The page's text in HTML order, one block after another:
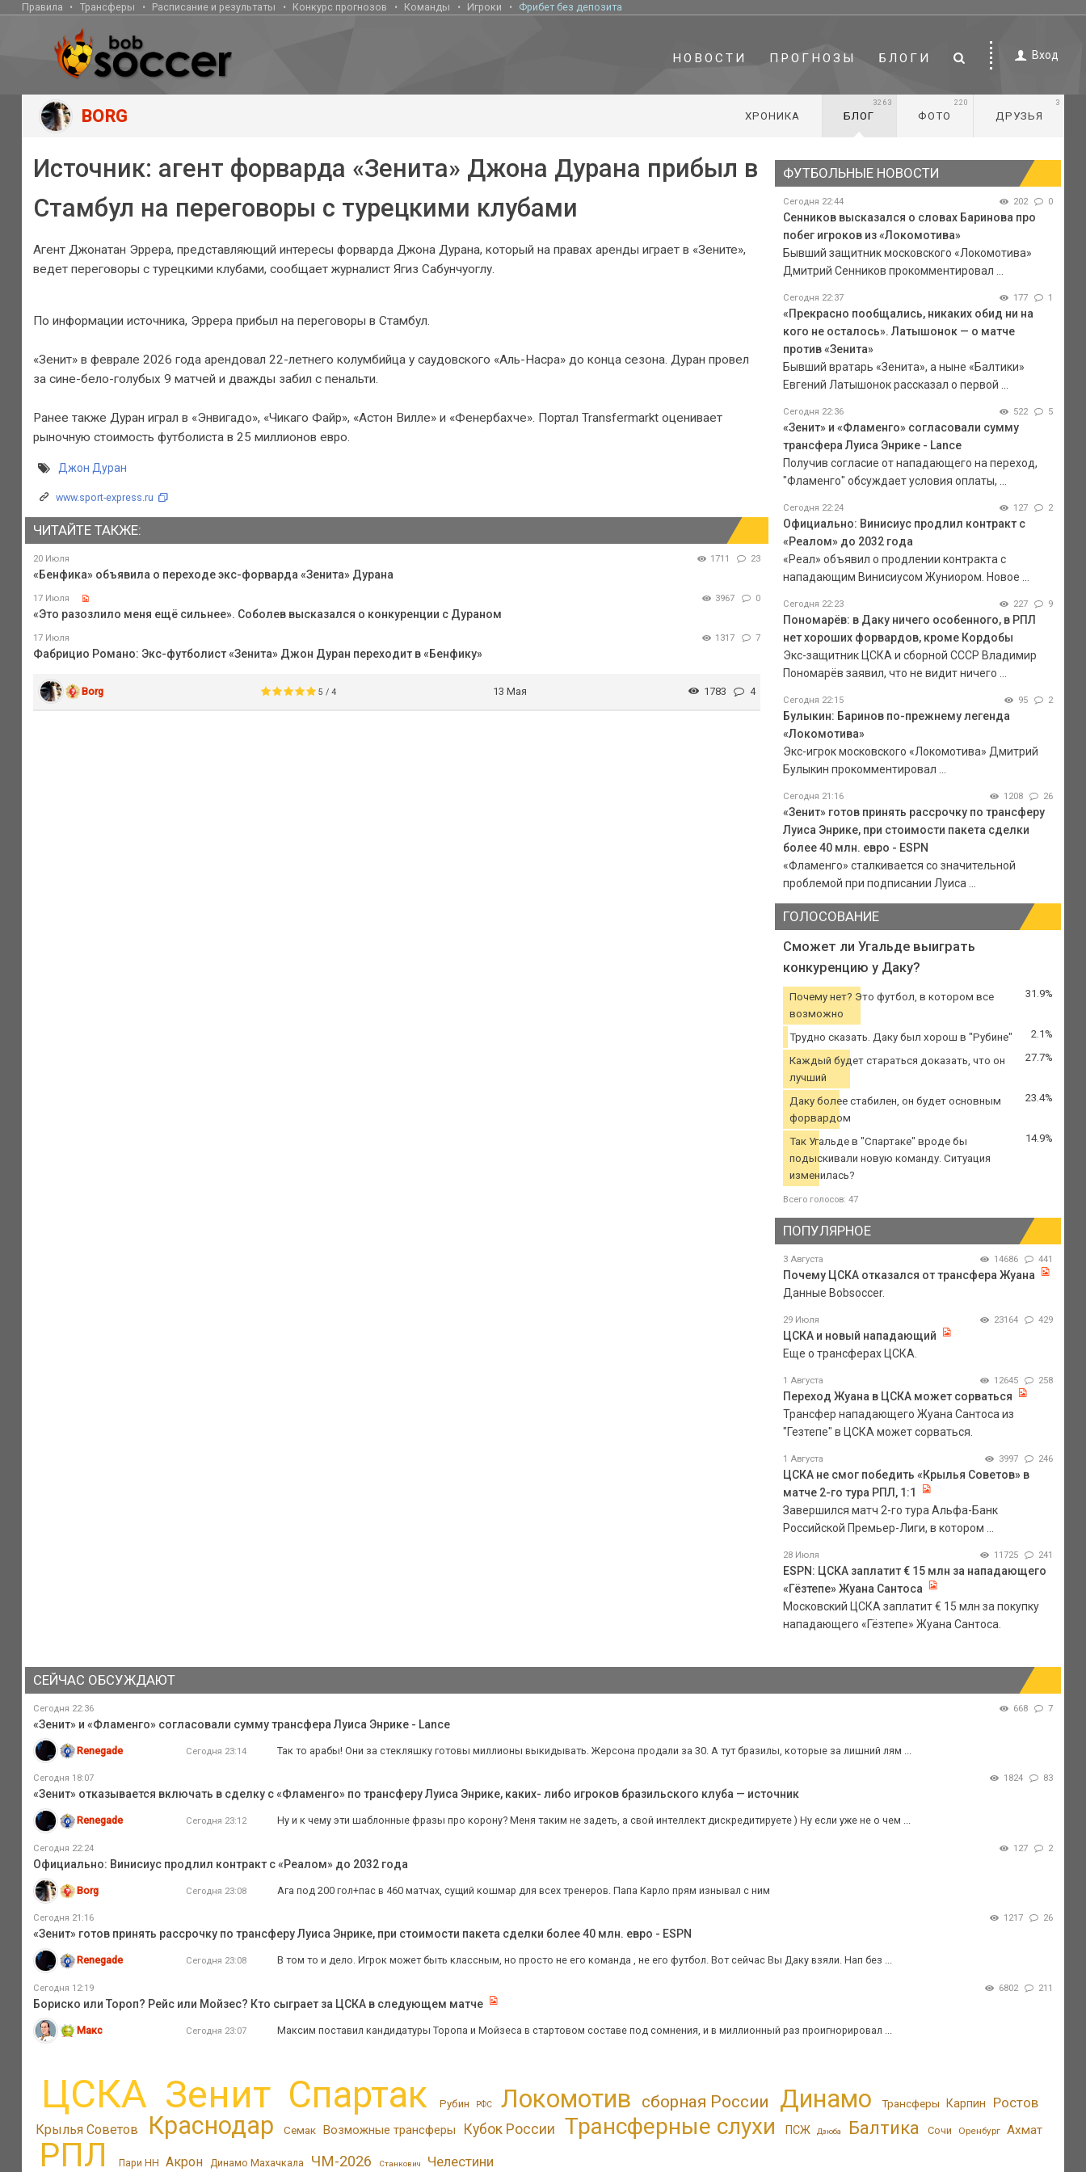
Правила Трансферы Расписание и результаты Конкурс прогнозов Команды Игроки Фрибет без депозита
НОВОСТИ ПРОГНОЗЫ БЛОГИ Вход
BORG ХРОНИКА БЛОГ
3263
ФОТО
220
ДРУЗЬЯ
3
Источник: агент форварда «Зенита» Джона Дурана прибыл в
Стамбул на переговоры с турецкими клубами
Агент Джонатан Эррера, представляющий интересы форварда Джона Дурана, который на правах аренды играет в «Зените»,
ведет переговоры с турецкими клубами, сообщает журналист Ягиз Сабунчуоглу.
По информации источника, Эррера прибыл на переговоры в Стамбул.
«Зенит» в феврале 2026 года арендовал 22-летнего колумбийца у саудовского «Аль-Насра» до конца сезона. Дуран провел
за сине-бело-голубых 9 матчей и дважды забил с пенальти.
Ранее также Дуран играл в «Энвигадо», «Чикаго Файр», «Астон Вилле» и «Фенербахче». Портал Transfermarkt оценивает
рыночную стоимость футболиста в 25 миллионов евро.
Джон Дуран
www.sport-express.ru
ЧИТАЙТЕ ТАКЖЕ:
20 Июля 1711 23
«Бенфика» объявила о переходе экс-форварда «Зенита» Дурана
17 Июля 3967 0
«Это разозлило меня ещё сильнее». Соболев высказался о конкуренции с Дураном
17 Июля 1317 7
Фабрицио Романо: Экс-футболист «Зенита» Джон Дуран переходит в «Бенфику»
Borg 5 / 4 13 Мая 1783 4
ФУТБОЛЬНЫЕ НОВОСТИ
Сегодня 22:44 202 0
Сенников высказался о словах Баринова про
побег игроков из «Локомотива»
Бывший защитник московского «Локомотива»
Дмитрий Сенников прокомментировал ...
Сегодня 22:37 177 1
«Прекрасно пообщались, никаких обид ни на
кого не осталось». Латышонок — о матче
против «Зенита»
Бывший вратарь «Зенита», а ныне «Балтики»
Евгений Латышонок рассказал о первой ...
Сегодня 22:36 522 5
«Зенит» и «Фламенго» согласовали сумму
трансфера Луиса Энрике - Lance
Получив согласие от нападающего на переход,
"Фламенго" обсуждает условия оплаты, ...
Сегодня 22:24 127 2
Официально: Винисиус продлил контракт с
«Реалом» до 2032 года
«Реал» объявил о продлении контракта с
нападающим Винисиусом Жуниором. Новое ...
Сегодня 22:23 227 9
Пономарёв: в Даку ничего особенного, в РПЛ
нет хороших форвардов, кроме Кордобы
Экс-защитник ЦСКА и сборной СССР Владимир
Пономарёв заявил, что не видит ничего ...
Сегодня 22:15 95 2
Булыкин: Баринов по-прежнему легенда
«Локомотива»
Экс-игрок московского «Локомотива» Дмитрий
Булыкин прокомментировал ...
Сегодня 21:16 1208 26
«Зенит» готов принять рассрочку по трансферу
Луиса Энрике, при стоимости пакета сделки
более 40 млн. евро - ESPN
«Фламенго» сталкивается со значительной
проблемой при подписании Луиса ...
ГОЛОСОВАНИЕ
Сможет ли Угальде выиграть
конкуренцию у Даку?
Почему нет? Это футбол, в котором все
возможно
31.9%
Трудно сказать. Даку был хорош в "Рубине" 2.1%
Каждый будет стараться доказать, что он
лучший
27.7%
Даку более стабилен, он будет основным
форвардом
23.4%
Так Угальде в "Спартаке" вроде бы
подыскивали новую команду. Ситуация
изменилась?
14.9%
Всего голосов: 47
ПОПУЛЯРНОЕ
3 Августа 14686 441
Почему ЦСКА отказался от трансфера Жуана
Данные Bobsoccer.
29 Июля 23164 429
ЦСКА и новый нападающий
Еще о трансферах ЦСКА.
1 Августа 12645 258
Переход Жуана в ЦСКА может сорваться
Трансфер нападающего Жуана Сантоса из
"Гезтепе" в ЦСКА может сорваться.
1 Августа 3997 246
ЦСКА не смог победить «Крылья Советов» в
матче 2-го тура РПЛ, 1:1
Завершился матч 2-го тура Альфа-Банк
Российской Премьер-Лиги, в котором ...
28 Июля 11725 241
ESPN: ЦСКА заплатит € 15 млн за нападающего
«Гёзтепе» Жуана Сантоса
Московский ЦСКА заплатит € 15 млн за покупку
нападающего «Гёзтепе» Жуана Сантоса.
СЕЙЧАС ОБСУЖДАЮТ
Сегодня 22:36 668 7
«Зенит» и «Фламенго» согласовали сумму трансфера Луиса Энрике - Lance
Renegade Сегодня 23:14 Так то арабы! Они за стекляшку готовы миллионы выкидывать. Жерсона продали за 30. А тут бразилы, которые за лишний лям ...
Сегодня 18:07 1824 83
«Зенит» отказывается включать в сделку с «Фламенго» по трансферу Луиса Энрике, каких- либо игроков бразильского клуба — источник
Renegade Сегодня 23:12 Ну и к чему эти шаблонные фразы про корону? Меня таким не задеть, а свой интеллект дискредитируете ) Ну если уже не о чем ...
Сегодня 22:24 127 2
Официально: Винисиус продлил контракт с «Реалом» до 2032 года
Borg Сегодня 23:08 Ага под 200 гол+пас в 460 матчах, сущий кошмар для всех тренеров. Папа Карло прям изнывал с ним
Сегодня 21:16 1217 26
«Зенит» готов принять рассрочку по трансферу Луиса Энрике, при стоимости пакета сделки более 40 млн. евро - ESPN
Renegade Сегодня 23:08 В том то и дело. Игрок может быть классным, но просто не его команда , не его футбол. Вот сейчас Вы Даку взяли. Нап без ...
Сегодня 12:19 6802 211
Бориско или Тороп? Рейс или Мойзес? Кто сыграет за ЦСКА в следующем матче
Макс Сегодня 23:07 Максим поставил кандидатуры Торопа и Мойзеса в стартовом составе под сомнения, и в миллионный раз проигнорировал ...
ЦСКА Зенит Спартак Рубин РФС Локомотив сборная России Динамо Трансферы Карпин Ростов
Крылья Советов Краснодар Семак Возможные трансферы Кубок России Трансферные слухи ПСЖ Дзюба Балтика Сочи Оренбург Ахмат
РПЛ Пари НН Акрон Динамо Махачкала ЧМ-2026 Станкович Челестини